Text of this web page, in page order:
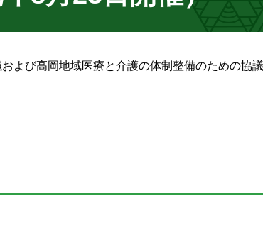
よび高岡地域医療と介護の体制整備のための協